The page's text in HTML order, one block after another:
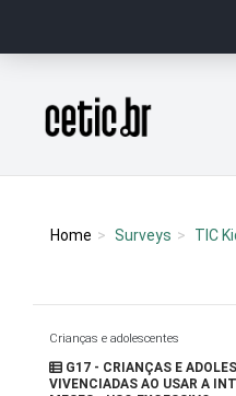
Página inicial
Home Surveys TIC
Crianças e adolescentes
G17 - CRIANÇAS E
VIVENCIADAS AO USAR A